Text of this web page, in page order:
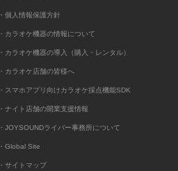
・個人情報保護方針
・カラオケ機器の情報について
・カラオケ機器の導入（購入・レンタル）
・カラオケ店舗の皆様へ
・スマホアプリ向けカラオケ採点機能SDK
・ナイト店舗の開業支援情報
・JOYSOUNDライバー事務所について
・Global Site
・サイトマップ